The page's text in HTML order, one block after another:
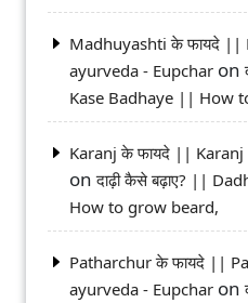
Madhuyashti के फायदे ||
ayurveda - Eupchar on
Kase Badhaye || How
Karanj के फायदे ||
onदाढ़ी कैसे बढ़ाए? ||
How to grow beard,
Patharchur के फायदे ||
ayurveda - Eupchar on